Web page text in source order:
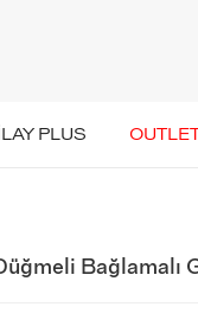
PLUS
Bağlamalı